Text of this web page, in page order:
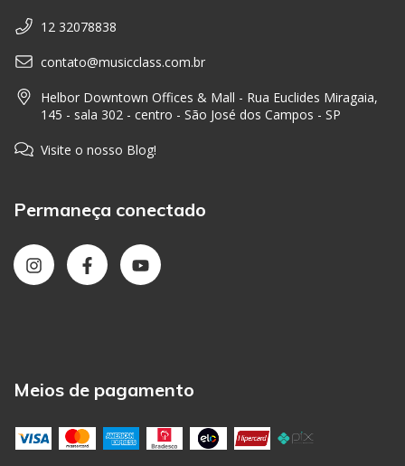
12 32078838
contato@musicclass.com.br
Helbor Downtown Offices & Mall - Rua Euclides Miragaia,
145 - sala 302 - centro - São José dos Campos - SP
Visite o nosso Blog!
Permaneça conectado
Meios de pagamento